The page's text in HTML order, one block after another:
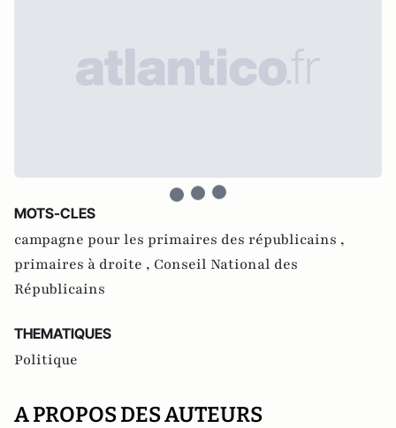
MOTS-CLES
campagne pour les primaires des républicains ,
primaires à droite , Conseil National des
Républicains
THEMATIQUES
Politique
A PROPOS DES AUTEURS